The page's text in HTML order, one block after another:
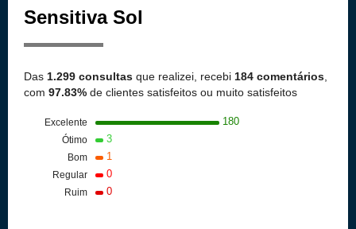
Sensitiva Sol
Das 1.299 consultas que realizei, recebi 184 comentários
com 97.83% de clientes satisfeitos ou muito satisfeitos
Excelente 180
Ótimo 3
Bom 1
Regular 0
Ruim 0